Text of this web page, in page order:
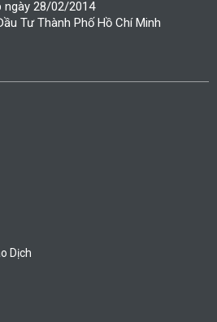
ngày 28/02/2014
Tư Thành Phố Hồ Chí Minh
Dịch